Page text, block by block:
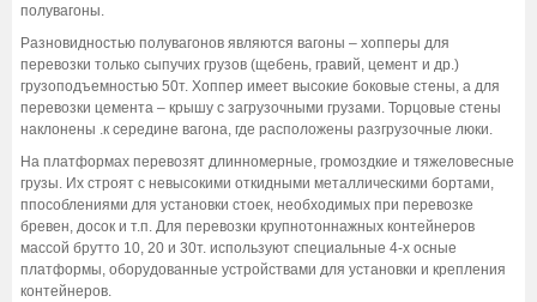
полувагоны.
Разновидностью полувагонов являются вагоны – хопперы для
перевозки только сыпучих грузов (щебень, гравий, цемент и др.)
грузоподъемностью 50т. Хоппер имеет высокие боковые стены, а для
перевозки цемента – крышу с загрузочными грузами. Торцовые стены
наклонены .к середине вагона, где расположены разгрузочные люки.
На платформах перевозят длинномерные, громоздкие и тяжеловесные
грузы. Их строят с невысокими откидными металлическими бортами,
ппособлениями для установки стоек, необходимых при перевозке
бревен, досок и т.п. Для перевозки крупнотоннажных контейнеров
массой брутто 10, 20 и 30т. используют специальные 4-х осные
платформы, оборудованные устройствами для установки и крепления
контейнеров.